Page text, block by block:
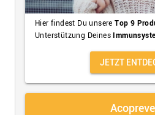
Hier findest Du unsere Top 9
Unterstützung Deines
JETZT